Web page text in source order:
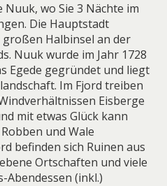
wo Sie 3 Nächte im
Die Hauptstadt
Halbinsel an der
Nuuk wurde im Jahr 1728
Egede gegründet und liegt
Im Fjord treiben
Eisberge
mit etwas Glück kann
und Wale
befinden sich Ruinen aus
Ortschaften und viele
Abendessen (inkl.)